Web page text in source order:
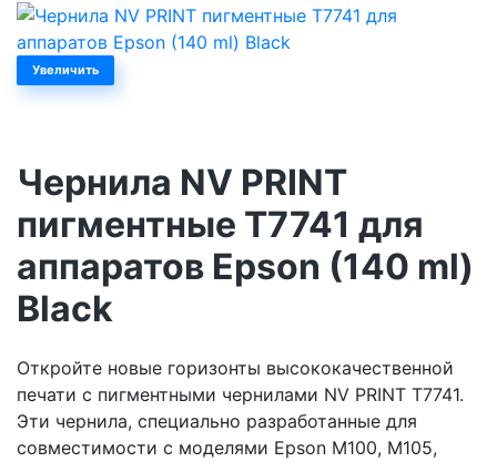
Увеличить
Чернила NV PRINT
пигментные T7741 для
аппаратов Epson (140 ml)
Black
Откройте новые горизонты высококачественной
печати с пигментными чернилами NV PRINT T7741.
Эти чернила, специально разработанные для
совместимости с моделями Epson M100, M105,